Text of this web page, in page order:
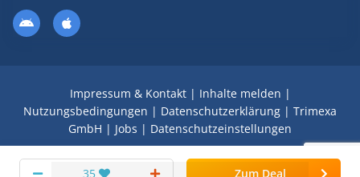
35 Zum Deal
Impressum & Kontakt| Inhalte melden |
Nutzungsbedingungen | Datenschutzerklärung | Trimexa
GmbH | Jobs | Datenschutzeinstellungen
© 2008 - 2026 Schnäppchen Blog mit Doktortitel -